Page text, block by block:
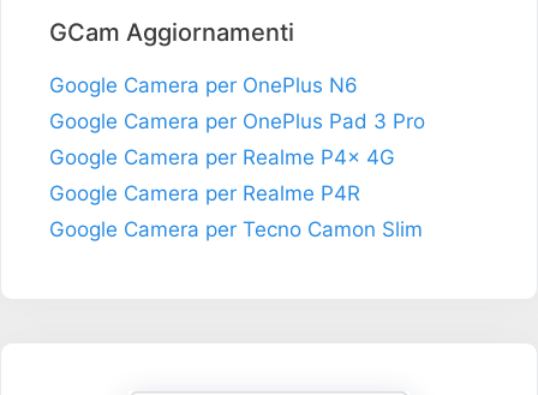
GCam Aggiornamenti
Google Camera per OnePlus N6
Google Camera per OnePlus Pad 3 Pro
Google Camera per Realme P4x 4G
Google Camera per Realme P4R
Google Camera per Tecno Camon Slim